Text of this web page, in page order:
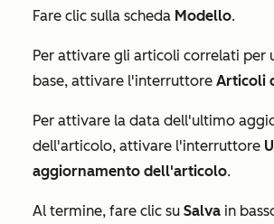
Fare clic sulla scheda Modello.
Per attivare gli articoli correlati per
base, attivare l'interruttore Articoli
Per attivare la data dell'ultimo
dell'articolo, attivare l'interruttore
aggiornamento dell'articolo.
Al termine, fare clic su Salva in